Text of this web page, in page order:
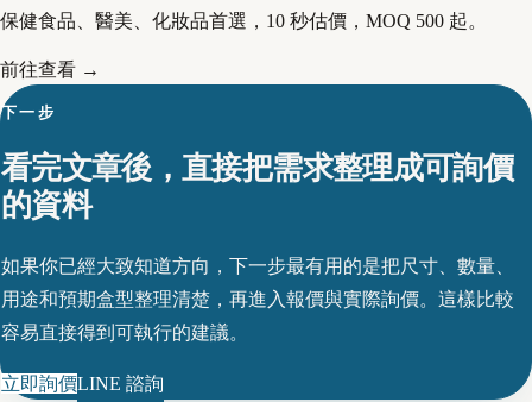
保健食品、醫美、化妝品首選，10 秒估價，MOQ 500 起。
前往查看 →
下一步
看完文章後，直接把需求整理成可詢價
的資料
如果你已經大致知道方向，下一步最有用的是把尺寸、數量、
用途和預期盒型整理清楚，再進入報價與實際詢價。這樣比較
容易直接得到可執行的建議。
立即詢價LINE 諮詢